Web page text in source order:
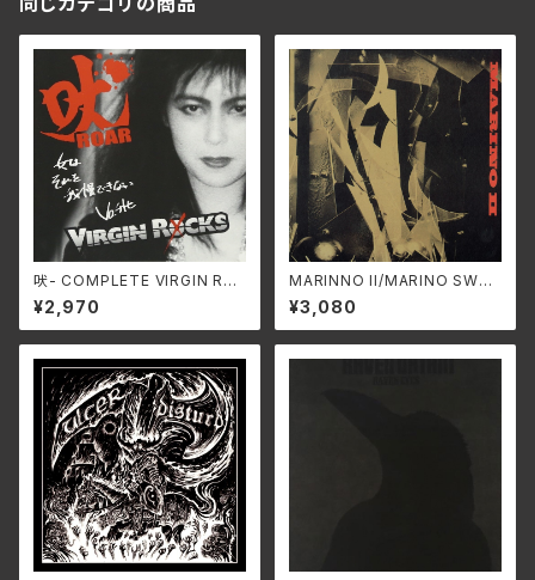
吠- COMPLETE VIRGIN RO
CKS- [2025 EDITION] /VIR
GIN ROCKS SS-954C(仕
様:CD)
¥2,970
MARINNO II/MARINO SWAX
-306A
¥3,080